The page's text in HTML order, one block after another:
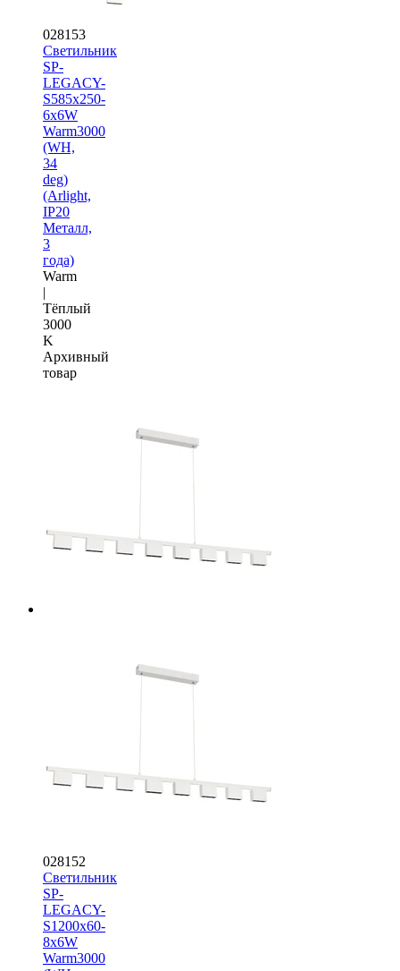
028153
Светильник
SP-
LEGACY-
S585x250-
6x6W
Warm3000
(WH,
34
deg)
(Arlight,
IP20
Металл,
3
года)
Warm
|
Тёплый
3000
K
Архивный
товар
028152
Светильник
SP-
LEGACY-
S1200x60-
8x6W
Warm3000